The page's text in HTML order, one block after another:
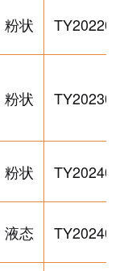
粉状
粉状
粉状
液态